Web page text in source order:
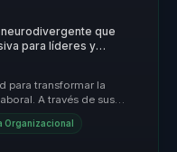
que
para líderes y
para transformar la
A través de sus
Organizacional